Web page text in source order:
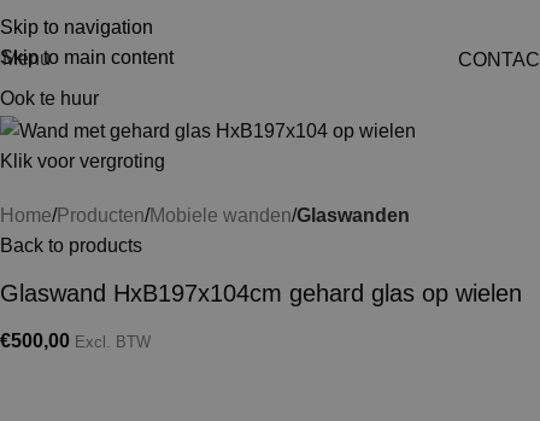
Skip to navigation
Skip to main content
Menu
Ook te huur
Klik voor vergroting
Home Producten Mobiele wanden Glaswanden
Back to products
Glaswand HxB197x104cm gehard glas op wielen
€500,00 Excl. BTW